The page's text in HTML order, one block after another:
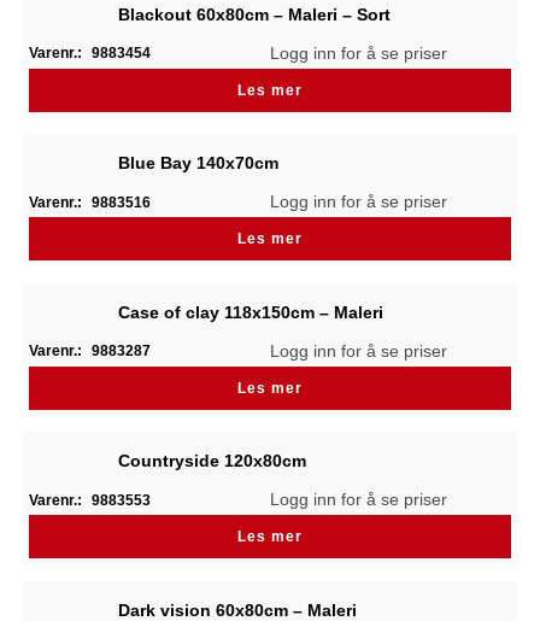
Blackout 60x80cm – Maleri – Sort
Varenr.: 9883454 Logg inn for å se priser
Les mer
Blue Bay 140x70cm
Varenr.: 9883516 Logg inn for å se priser
Les mer
Case of clay 118x150cm – Maleri
Varenr.: 9883287 Logg inn for å se priser
Les mer
Countryside 120x80cm
Varenr.: 9883553 Logg inn for å se priser
Les mer
Dark vision 60x80cm – Maleri